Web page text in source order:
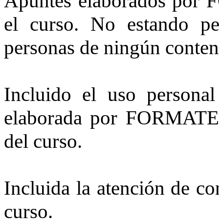
el curso. No estando
personas de ningún
Incluido el uso
elaborada por
del curso.
Incluida la atención de
curso.